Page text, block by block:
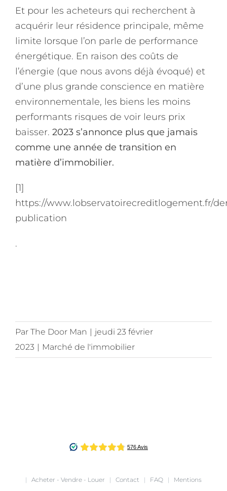
Et pour les acheteurs qui recherchent à
acquérir leur résidence principale, même
limite lorsque l’on parle de performance
énergétique. En raison des coûts de
l’énergie (que nous avons déjà évoqué) et
d’une plus grande conscience en matière
environnementale, les biens les moins
performants risques de voir leurs prix
baisser. 2023 s’annonce plus que jamais
comme une année de transition en
matière d’immobilier.
[1]
https://www.lobservatoirecreditlogement.fr/
publication
.
Par The Door Man | jeudi 23 février
2023 | Marché de l'immobilier
| Acheter - Vendre - Louer | Contact | FAQ | Mentions